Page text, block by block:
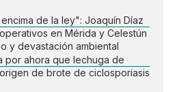
de la ley": Joaquín Díaz
en Mérida y Celestún
y devastación ambiental
por ahora que lechuga de
de brote de ciclosporiasis